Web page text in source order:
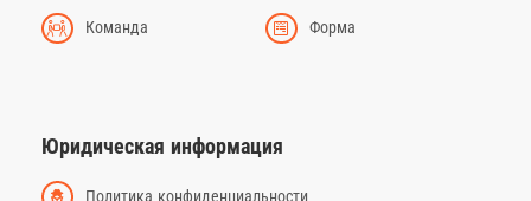
Команда Форма
Юридическая информация
Политика конфиденциальности